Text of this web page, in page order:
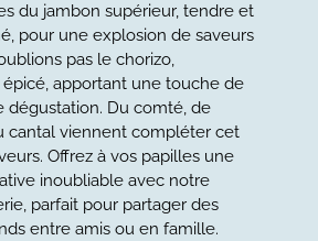
du jambon supérieur, tendre et
pour une explosion de saveurs
pas le chorizo,
apportant une touche de
dégustation. Du comté, de
cantal viennent compléter cet
Offrez à vos papilles une
inoubliable avec notre
parfait pour partager des
entre amis ou en famille.